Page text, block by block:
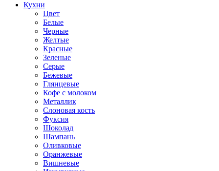
Кухни
Цвет
Белые
Черные
Желтые
Красные
Зеленые
Серые
Бежевые
Глянцевые
Кофе с молоком
Металлик
Слоновая кость
Фуксия
Шоколад
Шампань
Оливковые
Оранжевые
Вишневые